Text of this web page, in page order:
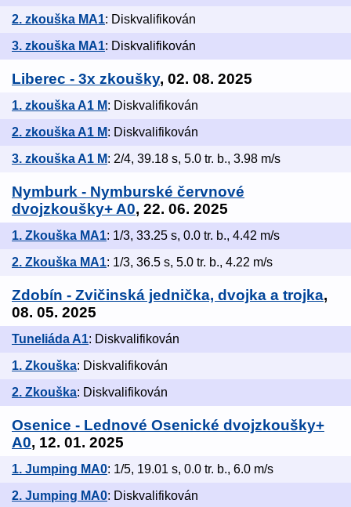
2. zkouška MA1: Diskvalifikován
3. zkouška MA1: Diskvalifikován
Liberec - 3x zkoušky, 02. 08. 2025
1. zkouška A1 M: Diskvalifikován
2. zkouška A1 M: Diskvalifikován
3. zkouška A1 M: 2/4, 39.18 s, 5.0 tr. b., 3.98 m/s
Nymburk - Nymburské červnové
dvojzkoušky+ A0, 22. 06. 2025
1. Zkouška MA1: 1/3, 33.25 s, 0.0 tr. b., 4.42 m/s
2. Zkouška MA1: 1/3, 36.5 s, 5.0 tr. b., 4.22 m/s
Zdobín - Zvičinská jednička, dvojka a trojka,
08. 05. 2025
Tuneliáda A1: Diskvalifikován
1. Zkouška: Diskvalifikován
2. Zkouška: Diskvalifikován
Osenice - Lednové Osenické dvojzkoušky+
A0, 12. 01. 2025
1. Jumping MA0: 1/5, 19.01 s, 0.0 tr. b., 6.0 m/s
2. Jumping MA0: Diskvalifikován